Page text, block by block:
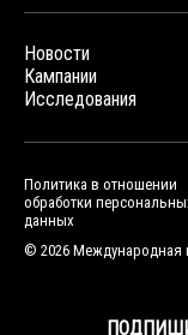
Новости
Кампании
Исследования
Политика в отношении
обработки
данных
© 2026 Международная